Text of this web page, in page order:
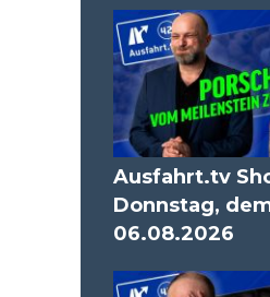
Ausfahrt.tv
Donnstag,
06.08.2026